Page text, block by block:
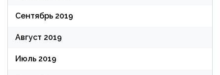
Сентябрь 2019
Август 2019
Июль 2019